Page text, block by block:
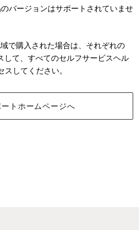
バージョンはサポートされていませ
で購入された場合は、それぞれの
して、すべてのセルフサービスヘル
してください。
ートホームページへ